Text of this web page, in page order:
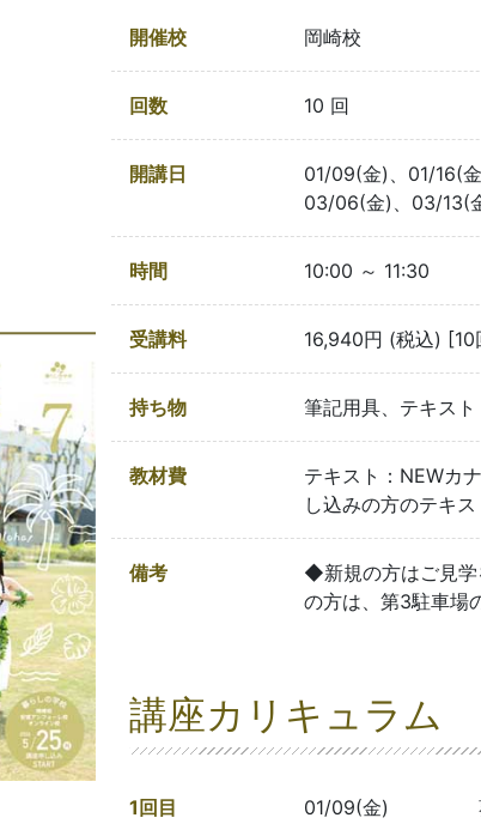
開催校 岡崎校
回数 10 回
開講日
01/09(金)、01/16(
03/06(金)、03/13(
時間 10:00 ～ 11:30
受講料 16,940円 (税込) [10
持ち物 筆記用具、テキスト
教材費
テキスト：NEWカ
し込みの方のテキス
備考
◆新規の方はご見学
の方は、第3駐
講座カリキュラム
1回目 01/09(金)